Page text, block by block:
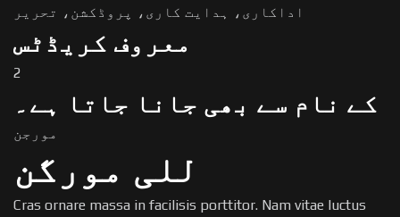
اداکاری، ہدایت کاری، پروڈکشن، تحریر
معروف کریڈٹس
2
کے نام سے بھی جانا جاتا ہے۔
مورجن
للی مورگن
Cras ornare massa in facilisis porttitor. Nam vitae luctus